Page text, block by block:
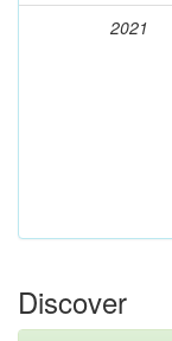
2021
Discover